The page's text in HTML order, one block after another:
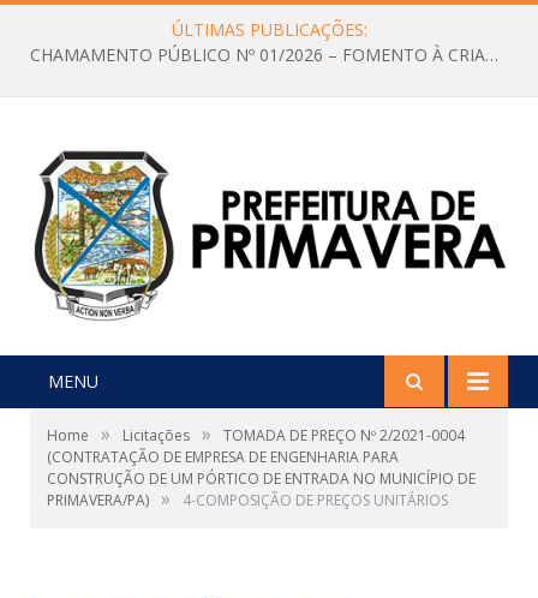
ÚLTIMAS PUBLICAÇÕES:
CHAMAMENTO PÚBLICO Nº 01/2026 – FOMENTO À CRIAÇÃO E A CIRCULAÇÃO DE PRODUÇÕES CULTURAIS – Aldir Blanc
MENU
Home » Licitações »
TOMADA DE PREÇO Nº 2/2021-0004
(CONTRATAÇÃO DE EMPRESA DE ENGENHARIA PARA
CONSTRUÇÃO DE UM PÓRTICO DE ENTRADA NO MUNICÍPIO DE
PRIMAVERA/PA) » 4-COMPOSIÇÃO DE PREÇOS UNITÁRIOS